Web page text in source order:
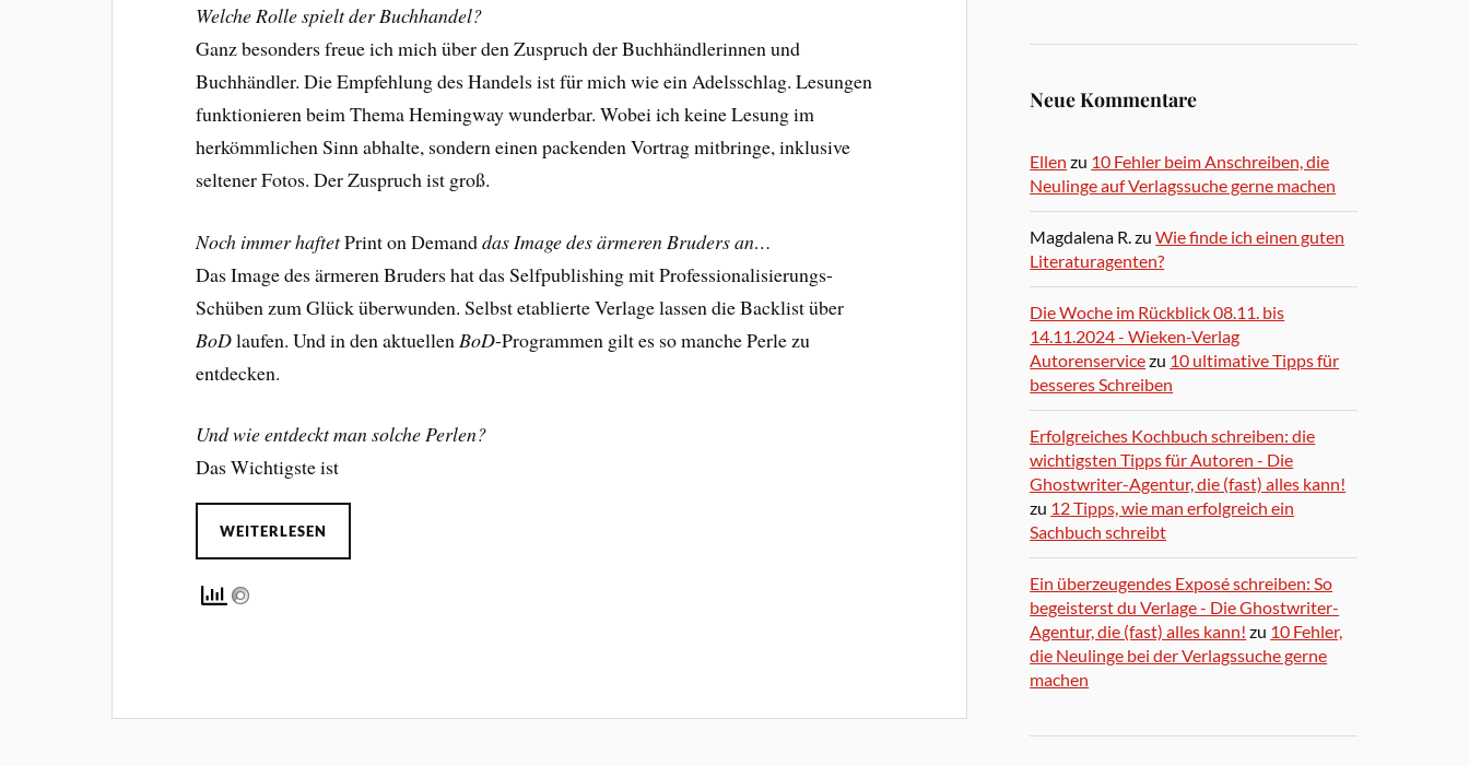
Welche Rolle spielt der Buchhandel?
Ganz besonders freue ich mich über den Zuspruch der Buchhändlerinnen und
Buchhändler. Die Empfehlung des Handels ist für mich wie ein Adelsschlag. Lesungen
funktionieren beim Thema Hemingway wunderbar. Wobei ich keine Lesung im
herkömmlichen Sinn abhalte, sondern einen packenden Vortrag mitbringe, inklusive
seltener Fotos. Der Zuspruch ist groß.
Noch immer haftetPrint on Demanddas Image des ärmeren Bruders an…
Das Image des ärmeren Bruders hat das Selfpublishing mit Professionalisierungs-
Schüben zum Glück überwunden. Selbst etablierte Verlage lassen die Backlist über
BoDlaufen. Und in den aktuellen BoD-Programmen gilt es so manche Perle zu
entdecken.
Und wie entdeckt man solche Perlen?
Das Wichtigste ist
WEITERLESEN
Neue Kommentare
Ellen zu 10 Fehler beim Anschreiben, die
Neulinge auf Verlagssuche gerne machen
Magdalena R.zuWie finde ich einen guten
Literaturagenten?
Die Woche im Rückblick 08.11. bis
14.11.2024 - Wieken-Verlag
Autorenservicezu 10 ultimative Tipps für
besseres Schreiben
Erfolgreiches Kochbuch schreiben: die
wichtigsten Tipps für Autoren - Die
Ghostwriter-Agentur, die (fast) alles kann!
zu 12 Tipps, wie man erfolgreich ein
Sachbuch schreibt
Ein überzeugendes Exposé schreiben: So
begeisterst du Verlage - Die Ghostwriter-
Agentur, die (fast) alles kann! zu 10 Fehler,
die Neulinge bei der Verlagssuche gerne
machen